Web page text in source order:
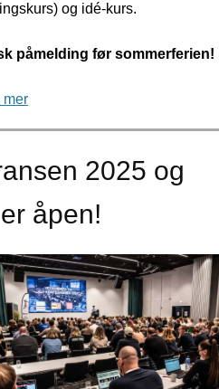
og idé-kurs.
påmelding før sommerferien!
mer
2025 og
åpen!